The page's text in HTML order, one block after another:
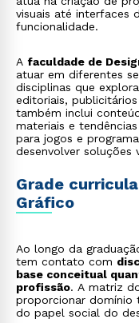
visuais até interfaces
funcionalidade.
A faculdade de
atuar em diferentes
disciplinas que
editoriais,
também inclui
materiais e
para jogos e
desenvolver soluções
Grade
Gráfico
Ao longo da
tem contato com
base conceitual
profissão. A matriz
proporcionar domínio
do papel social do